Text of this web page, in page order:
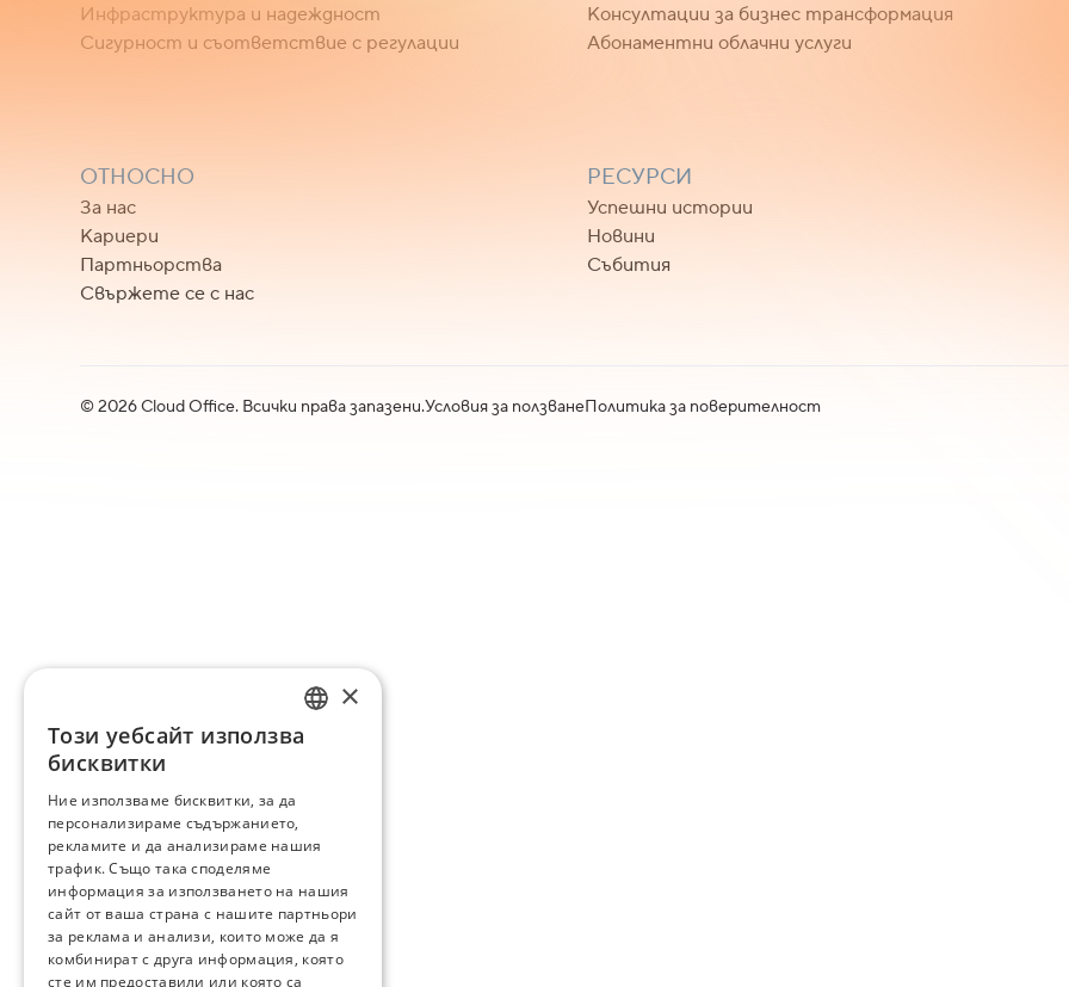
Инфраструктура и надеждност
Сигурност и съответствие с регулации
Консултации за бизнес трансформация
Абонаментни облачни услуги
ОТНОСНО
За нас
Кариери
Партньорства
Свържете се с нас
РЕСУРСИ
Успешни истории
Новини
Събития
©2026Cloud Office. Всички права запазени.Условия за ползванеПолитика за поверителност
×
Този уебсайт използва
бисквитки
Ние използваме бисквитки, за да
персонализираме съдържанието,
рекламите и да анализираме нашия
трафик. Също така споделяме
информация за използването на нашия
сайт от ваша страна с нашите партньори
за реклама и анализи, които може да я
комбинират с друга информация, която
сте им предоставили или която са